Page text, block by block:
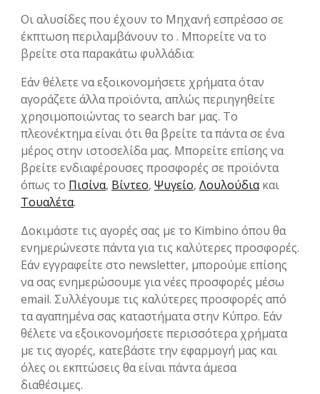
Οι αλυσίδες που έχουν το Μηχανή εσπρέσσο σε
έκπτωση περιλαμβάνουν το . Μπορείτε να το
βρείτε στα παρακάτω φυλλάδια:
Εάν θέλετε να εξοικονομήσετε χρήματα όταν
αγοράζετε άλλα προϊόντα, απλώς περιηγηθείτε
χρησιμοποιώντας το search bar μας. Το
πλεονέκτημα είναι ότι θα βρείτε τα πάντα σε ένα
μέρος στην ιστοσελίδα μας. Μπορείτε επίσης να
βρείτε ενδιαφέρουσες προσφορές σε προϊόντα
όπως το Πισίνα, Βίντεο, Ψυγείο, Λουλούδιακαι
Τουαλέτα.
Δοκιμάστε τις αγορές σας με το Kimbino όπου θα
ενημερώνεστε πάντα για τις καλύτερες προσφορές.
Εάν εγγραφείτε στο newsletter, μπορούμε επίσης
να σας ενημερώσουμε για νέες προσφορές μέσω
email. Συλλέγουμε τις καλύτερες προσφορές από
τα αγαπημένα σας καταστήματα στην Κύπρο. Εάν
θέλετε να εξοικονομήσετε περισσότερα χρήματα
με τις αγορές, κατεβάστε την εφαρμογή μας και
όλες οι εκπτώσεις θα είναι πάντα άμεσα
διαθέσιμες.